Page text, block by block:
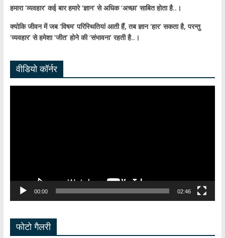
हमारा ‘व्यवहार’ कई बार हमारे ‘ज्ञान’ से अधिक ‘अच्छा’ साबित होता है..।
क्योकि जीवन में जब ‘विषम’ परिस्थितियां आती हैं,तब ज्ञान ‘हार’ सकता है,परन्तु
‘व्यवहार’ से हमेशा ‘जीत’ होने की ‘संभावना’ रहती है..।
वीडियो कॉर्नर
00:00 02:46
फोटो गैलरी